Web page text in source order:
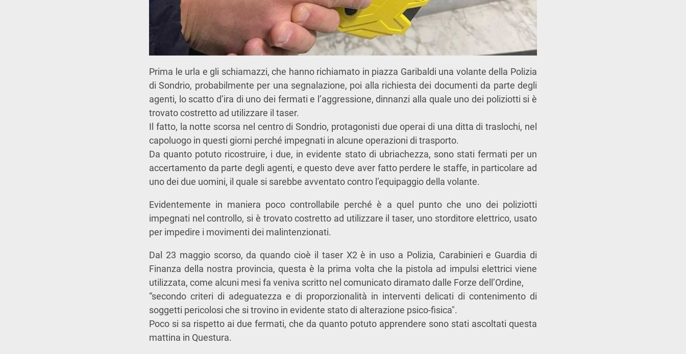
Prima le urla e gli schiamazzi, che hanno richiamato in piazza Garibaldi una volante della Polizia
di Sondrio, probabilmente per una segnalazione, poi alla richiesta dei documenti da parte degli
agenti, lo scatto d’ira di uno dei fermati e l’aggressione, dinnanzi alla quale uno dei poliziotti si è
trovato costretto ad utilizzare il taser.
Il fatto, la notte scorsa nel centro di Sondrio, protagonisti due operai di una ditta di traslochi, nel
capoluogo in questi giorni perché impegnati in alcune operazioni di trasporto.
Da quanto potuto ricostruire, i due, in evidente stato di ubriachezza, sono stati fermati per un
accertamento da parte degli agenti, e questo deve aver fatto perdere le staffe, in particolare ad
uno dei due uomini, il quale si sarebbe avventato contro l’equipaggio della volante.
Evidentemente in maniera poco controllabile perché è a quel punto che uno dei poliziotti
impegnati nel controllo, si è trovato costretto ad utilizzare il taser, uno storditore elettrico, usato
per impedire i movimenti dei malintenzionati.
Dal 23 maggio scorso, da quando cioè il taser X2 è in uso a Polizia, Carabinieri e Guardia di
Finanza della nostra provincia, questa è la prima volta che la pistola ad impulsi elettrici viene
utilizzata, come alcuni mesi fa veniva scritto nel comunicato diramato dalle Forze dell’Ordine,
“secondo criteri di adeguatezza e di proporzionalità in interventi delicati di contenimento di
soggetti pericolosi che si trovino in evidente stato di alterazione psico-fisica".
Poco si sa rispetto ai due fermati, che da quanto potuto apprendere sono stati ascoltati questa
mattina in Questura.